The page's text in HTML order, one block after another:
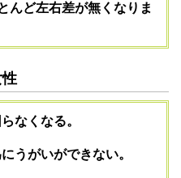
んど左右差が無くなりま
なくなる。
うがいができない。